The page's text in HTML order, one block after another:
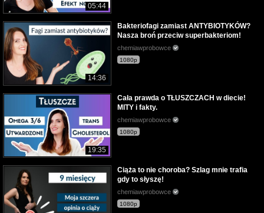
05:44
14:36
Bakteriofagi zamiast ANTYBIOTYKÓW?
Nasza broń przeciw superbakteriom!
chemiawprobowce
1080p
19:35
Cała prawda o TŁUSZCZACH w diecie!
MITY i fakty.
chemiawprobowce
1080p
Ciąża to nie choroba? Szlag mnie trafia
gdy to słyszę!
chemiawprobowce
1080p